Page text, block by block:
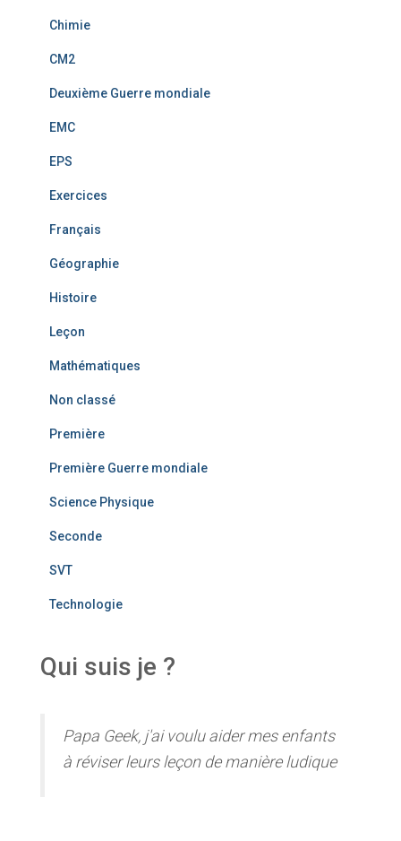
Chimie
CM2
Deuxième Guerre mondiale
EMC
EPS
Exercices
Français
Géographie
Histoire
Leçon
Mathématiques
Non classé
Première
Première Guerre mondiale
Science Physique
Seconde
SVT
Technologie
Qui suis je ?
Papa Geek, j'ai voulu aider mes enfants
à réviser leurs leçon de manière ludique